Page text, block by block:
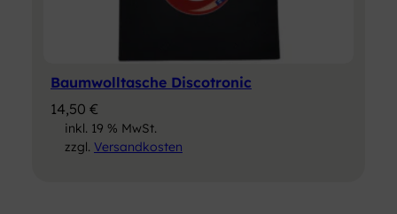
Baumwolltasche Discotronic
14,50 €
inkl. 19 % MwSt.
zzgl. Versandkosten